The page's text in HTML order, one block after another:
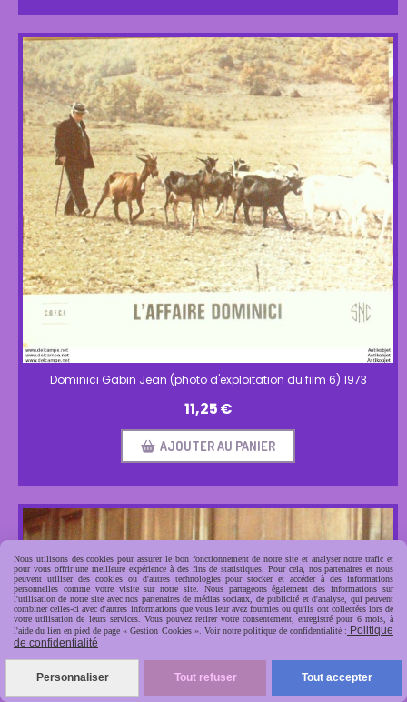
Dominici Gabin Jean (photo d'exploitation du film 6) 1973
11,25€
AJOUTER AU PANIER
Nous utilisons des cookies pour assurer le bon fonctionnement de notre site et analyser notre trafic et
pour vous offrir une meilleure expérience à des fins de statistiques. Pour cela, nos partenaires et nous
peuvent utiliser des cookies ou d'autres technologies pour stocker et accéder à des informations
personnelles comme votre visite sur notre site. Nous partageons également des informations sur
l'utilisation de notre site avec nos partenaires de médias sociaux, de publicité et d'analyse, qui peuvent
combiner celles-ci avec d'autres informations que vous leur avez fournies ou qu'ils ont collectées lors de
votre utilisation de leurs services. Vous pouvez retirer votre consentement, enregistré pour 6 mois, à
l'aide du lien en pied de page « Gestion Cookies ». Voir notre politique de confidentialité : Politique
de confidentialité
Personnaliser Tout refuser Tout accepter